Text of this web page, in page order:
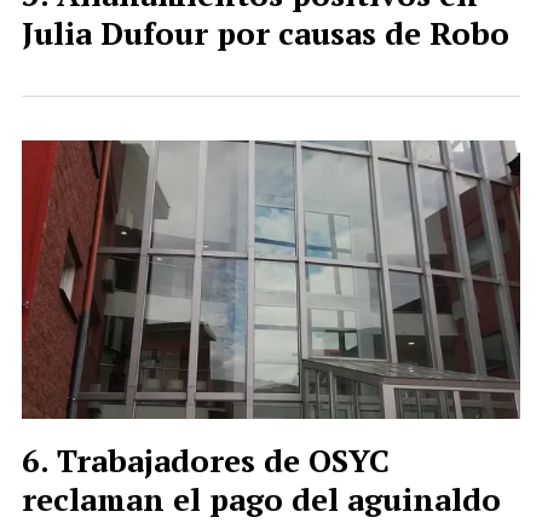
Julia Dufour por causas de Robo
Trabajadores de OSYC
reclaman el pago del aguinaldo